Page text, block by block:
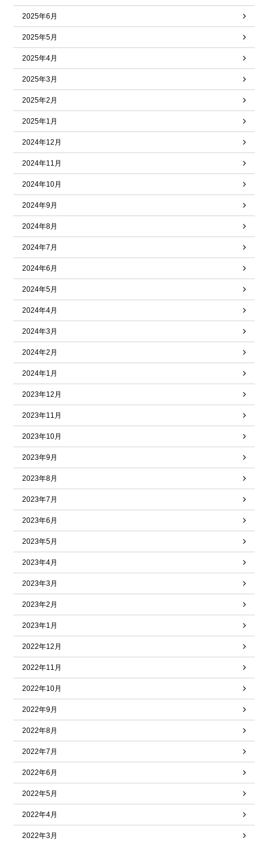
2025年6月
2025年5月
2025年4月
2025年3月
2025年2月
2025年1月
2024年12月
2024年11月
2024年10月
2024年9月
2024年8月
2024年7月
2024年6月
2024年5月
2024年4月
2024年3月
2024年2月
2024年1月
2023年12月
2023年11月
2023年10月
2023年9月
2023年8月
2023年7月
2023年6月
2023年5月
2023年4月
2023年3月
2023年2月
2023年1月
2022年12月
2022年11月
2022年10月
2022年9月
2022年8月
2022年7月
2022年6月
2022年5月
2022年4月
2022年3月